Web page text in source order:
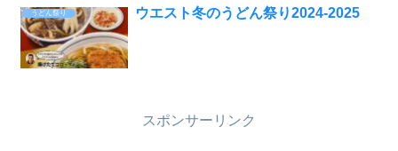
うどん祭り ウエスト冬のうどん祭り2024-2025
スポンサーリンク